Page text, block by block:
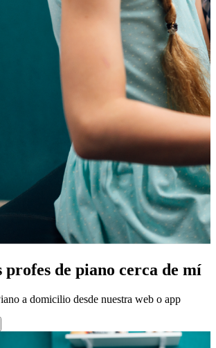
profes de piano cerca de mí
a domicilio desde nuestra web o app